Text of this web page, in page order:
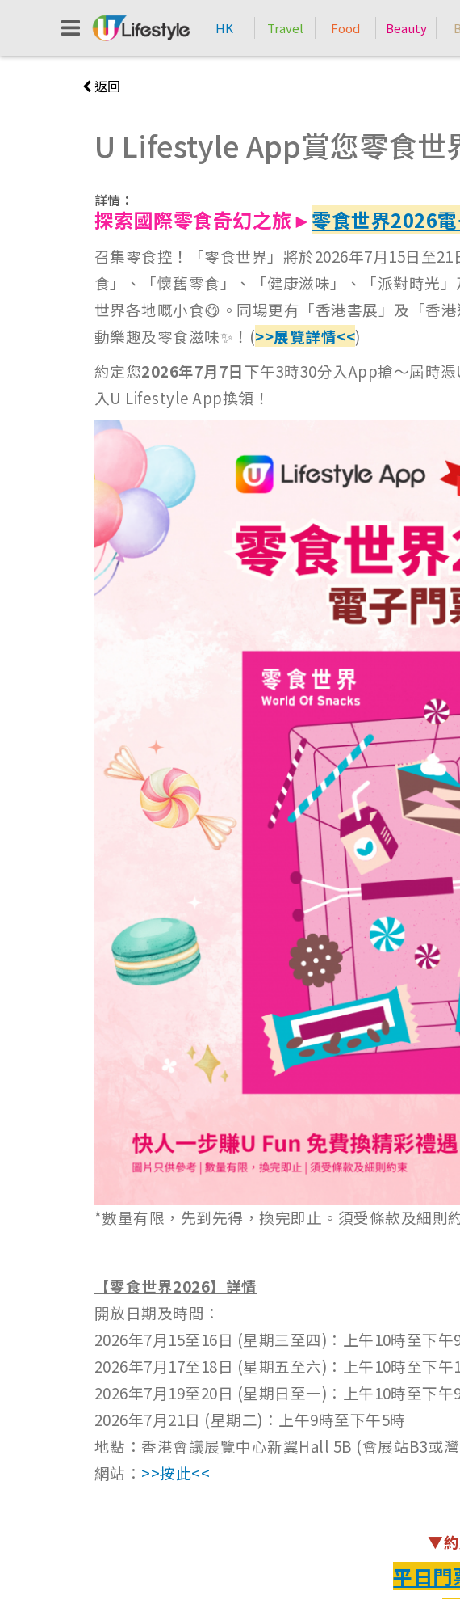
HK Travel Food Beauty
返回
U Lifestyle App賞您零食世
詳情：
探索國際零食奇幻之旅►零食世界2026
召集零食控！「零食世界」將於2026年7月15日至
食」、「懷舊零食」、「健康滋味」、「派對時光
世界各地嘅小食😋。同場更有「香港書展」及「香
動樂趣及零食滋味✨！(>>展覽詳情<<)
約定您2026年7月7日下午3時30分入App搶～屆時
入U Lifestyle App換領！
*數量有限，先到先得，換完即止。須受條款及細則
【零食世界2026】詳情
開放日期及時間：
2026年7月15至16日 (星期三至四)：上午10時至下午
2026年7月17至18日 (星期五至六)：上午10時至下午
2026年7月19至20日 (星期日至一)：上午10時至下午
2026年7月21日 (星期二)：上午9時至下午5時
地點：香港會議展覽中心新翼Hall 5B (會展站B3或
網站： >>按此<<
▼約
平日